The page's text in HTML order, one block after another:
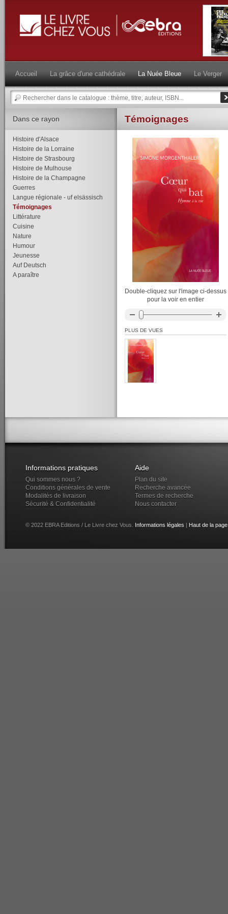
Accueil La grâce d'une cathédrale La Nuée Bleue Le Verger
Témoignages
Double-cliquez sur l'image ci-dessus
pour la voir en entier
PLUS DE VUES
Dans ce rayon
Histoire d'Alsace
Histoire de la Lorraine
Histoire de Strasbourg
Histoire de Mulhouse
Histoire de la Champagne
Guerres
Langue régionale - uf elsässisch
Témoignages
Littérature
Cuisine
Nature
Humour
Jeunesse
Auf Deutsch
A paraître
Informations pratiques
Qui sommes nous ?
Conditions générales de vente
Modalités de livraison
Sécurité & Confidentialité
Aide
Plan du site
Recherche avancée
Termes de recherche
Nous contacter
© 2022 EBRA Editions / Le Livre chez Vous. Informations légales Haut de la page